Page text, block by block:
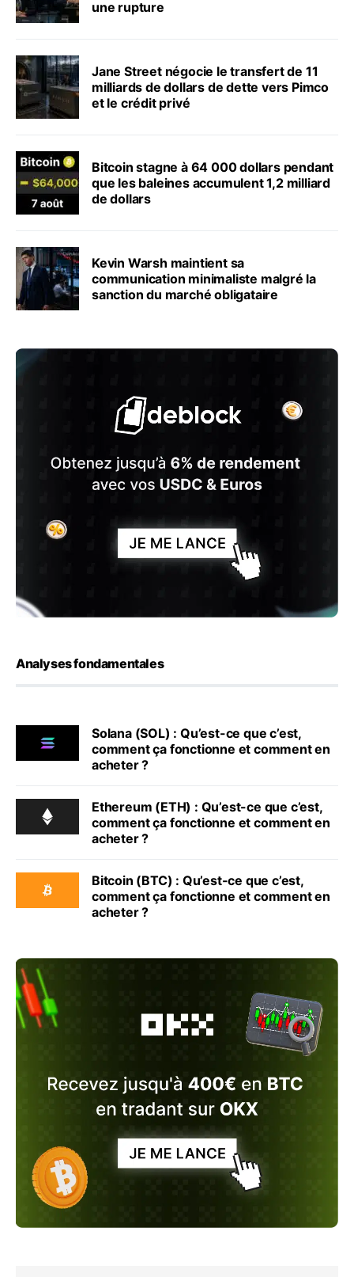
une rupture
Jane Street négocie le transfert de 11
milliards de dollars de dette vers Pimco
et le crédit privé
Bitcoin stagne à 64 000 dollars pendant
que les baleines accumulent 1,2 milliard
de dollars
Kevin Warsh maintient sa
communication minimaliste malgré la
sanction du marché obligataire
Analyses fondamentales
Solana (SOL) : Qu’est-ce que c’est,
comment ça fonctionne et comment en
acheter ?
Ethereum (ETH) : Qu’est-ce que c’est,
comment ça fonctionne et comment en
acheter ?
Bitcoin (BTC) : Qu’est-ce que c’est,
comment ça fonctionne et comment en
acheter ?